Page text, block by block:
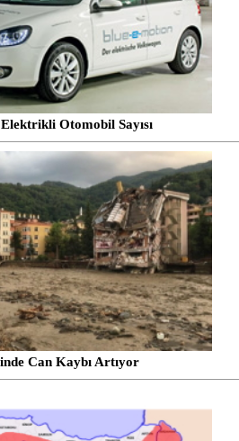
Otomobil Sayısı
Can Kaybı Artıyor